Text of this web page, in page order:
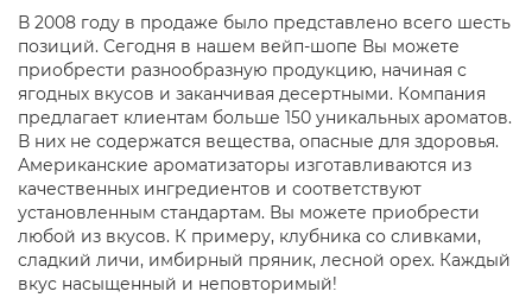
В 2008 году в продаже было представлено всего шесть
позиций. Сегодня в нашем вейп-шопе Вы можете
приобрести разнообразную продукцию, начиная с
ягодных вкусов и заканчивая десертными. Компания
предлагает клиентам больше 150 уникальных ароматов.
В них не содержатся вещества, опасные для здоровья.
Американские ароматизаторы изготавливаются из
качественных ингредиентов и соответствуют
установленным стандартам. Вы можете приобрести
любой из вкусов. К примеру, клубника со сливками,
сладкий личи, имбирный пряник, лесной орех. Каждый
вкус насыщенный и неповторимый!